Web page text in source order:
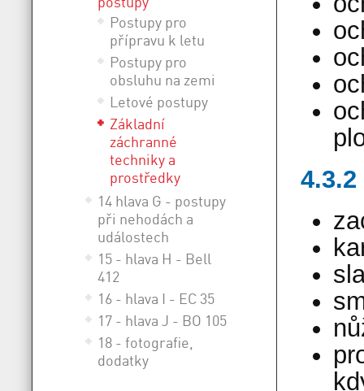
Postupy pro
přípravu k letu
Postupy pro
obsluhu na zemi
Letové postupy
Základní
záchranné
techniky a
prostředky
14 hlava G - postupy
při nehodách a
událostech
15 - hlava H - Bell
412
16 - hlava I - EC 35
17 - hlava J - BO 105
18 - fotografie,
dodatky